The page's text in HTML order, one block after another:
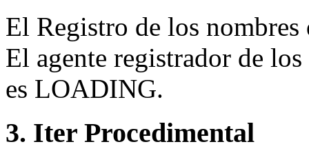
El Registro de los
El agente registrador de
es LOADING.
3. Iter Procedimental